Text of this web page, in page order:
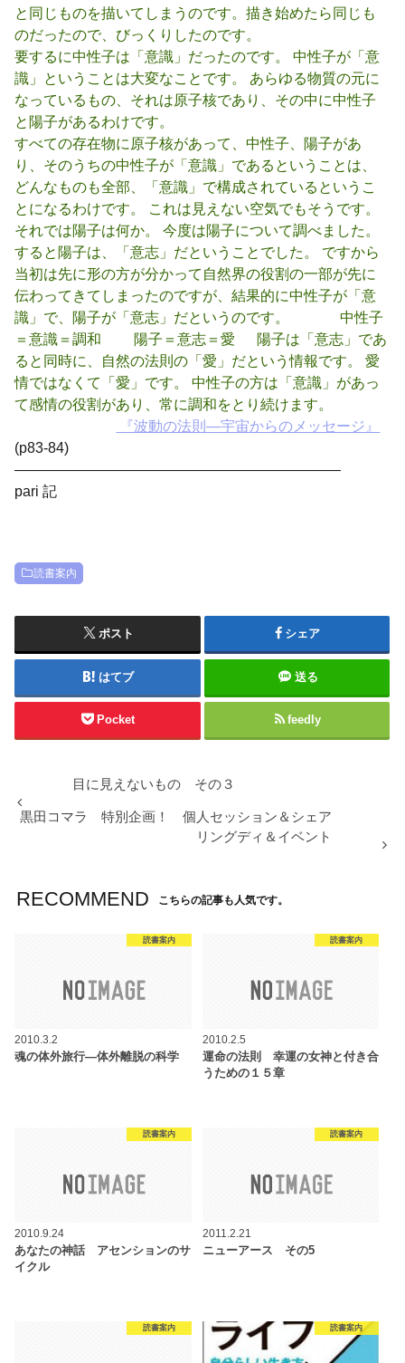
と同じものを描いてしまうのです。描き始めたら同じも
のだったので、びっくりしたのです。
要するに中性子は「意識」だったのです。 中性子が「意
識」ということは大変なことです。 あらゆる物質の元に
なっているもの、それは原子核であり、その中に中性子
と陽子があるわけです。
すべての存在物に原子核があって、中性子、陽子があ
り、そのうちの中性子が「意識」であるということは、
どんなものも全部、「意識」で構成されているというこ
とになるわけです。 これは見えない空気でもそうです。
それでは陽子は何か。 今度は陽子について調べました。
すると陽子は、「意志」だということでした。 ですから
当初は先に形の方が分かって自然界の役割の一部が先に
伝わってきてしまったのですが、結果的に中性子が「意
識」で、陽子が「意志」だというのです。 中性子
＝意識＝調和 陽子＝意志＝愛 陽子は「意志」であ
ると同時に、自然の法則の「愛」だという情報です。 愛
情ではなくて「愛」です。 中性子の方は「意識」があっ
て感情の役割があり、常に調和をとり続けます。
『波動の法則―宇宙からのメッセージ』
(p83-84)
——————————————————————–
pari 記
読書案内
ポスト シェア
はてブ 送る
Pocket feedly
目に見えないもの その３
黒田コマラ 特別企画！ 個人セッション＆シェア
リングディ＆イベント
RECOMMEND こちらの記事も人気です。
読書案内
2010.3.2
魂の体外旅行―体外離脱の科学
読書案内
2010.2.5
運命の法則 幸運の女神と付き合
うための１５章
読書案内
2010.9.24
あなたの神話 アセンションのサ
イクル
読書案内
2011.2.21
ニューアース その5
読書案内 読書案内